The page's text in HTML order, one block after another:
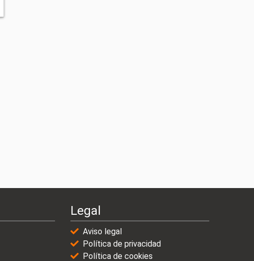
Legal
Aviso legal
Política de privacidad
Política de cookies